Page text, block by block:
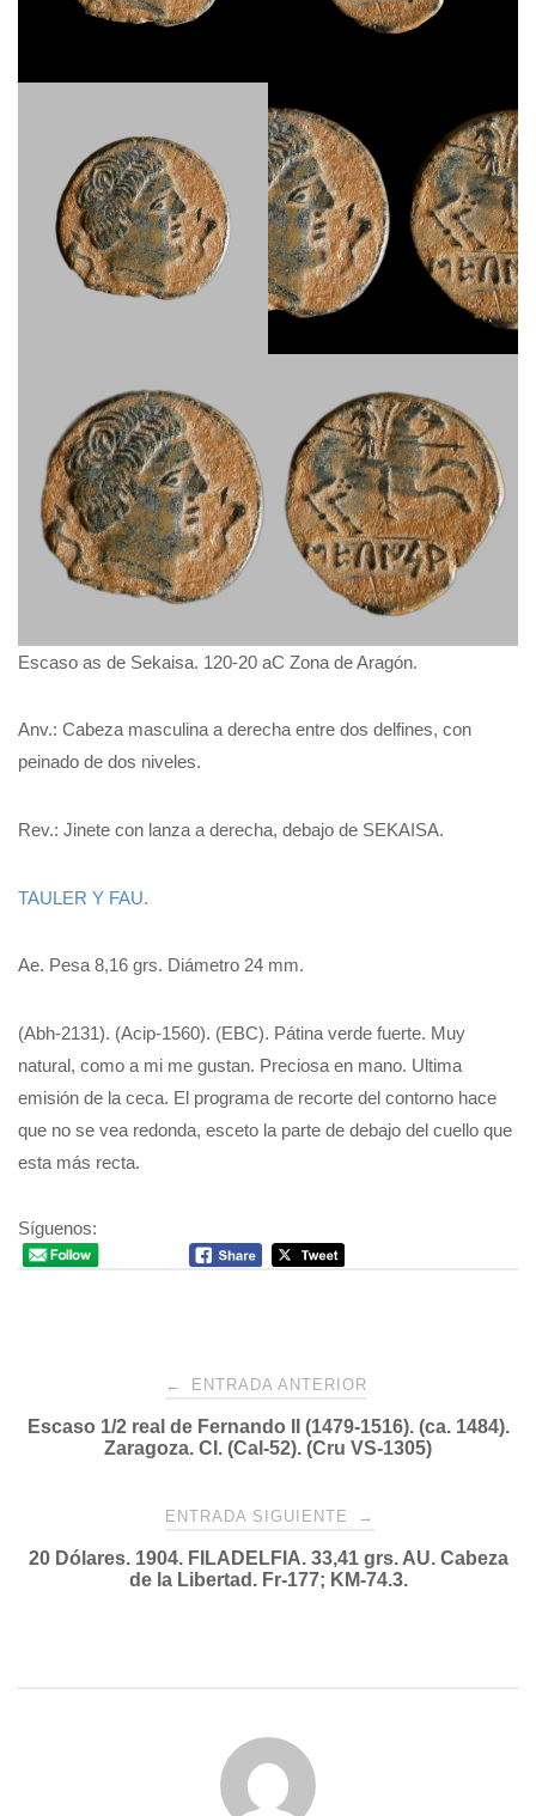
Escaso as de Sekaisa. 120-20 aC Zona de Aragón.
Anv.: Cabeza masculina a derecha entre dos delfines, con
peinado de dos niveles.
Rev.: Jinete con lanza a derecha, debajo de SEKAISA.
TAULER Y FAU.
Ae. Pesa 8,16 grs. Diámetro 24 mm.
(Abh-2131). (Acip-1560). (EBC). Pátina verde fuerte. Muy
natural, como a mi me gustan. Preciosa en mano. Ultima
emisión de la ceca. El programa de recorte del contorno hace
que no se vea redonda, esceto la parte de debajo del cuello que
esta más recta.
Síguenos:
Navegación
de
← ENTRADA ANTERIOR
Escaso 1/2 real de Fernando II (1479-1516). (ca. 1484).
Zaragoza. CI. (Cal-52). (Cru VS-1305)
ENTRADA SIGUIENTE →
20 Dólares. 1904. FILADELFIA. 33,41 grs. AU. Cabeza
de la Libertad. Fr-177; KM-74.3.